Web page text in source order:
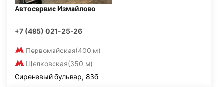
Автосервис Измайлово
+7 (495) 021-25-26
Первомайская(400 м)
Щелковская(350 м)
Сиреневый бульвар, 83б